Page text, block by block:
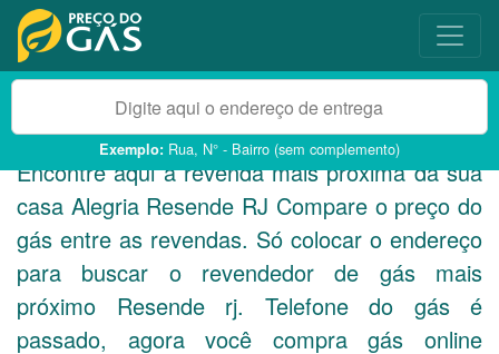
Exemplo: Rua, N° - Bairro (sem complemento)
Encontre aqui a revenda mais próxima da sua
casa Alegria Resende RJ Compare o preço do
gás entre as revendas. Só colocar o endereço
para buscar o revendedor de gás mais
próximo Resende rj. Telefone do gás é
passado, agora você compra gás online